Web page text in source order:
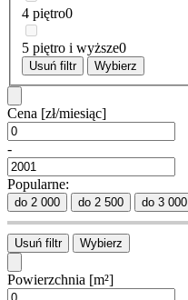
4 piętro0
5 piętro i wyższe0
Usuń filtr Wybierz
Cena [zł/miesiąc]
-
Popularne:
do 2 000 do 2 500 do 3 000
Usuń filtr Wybierz
Powierzchnia [m²]